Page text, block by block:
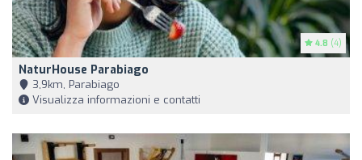
4.8 (4)
NaturHouse Parabiago
3,9km, Parabiago
Visualizza informazioni e contatti